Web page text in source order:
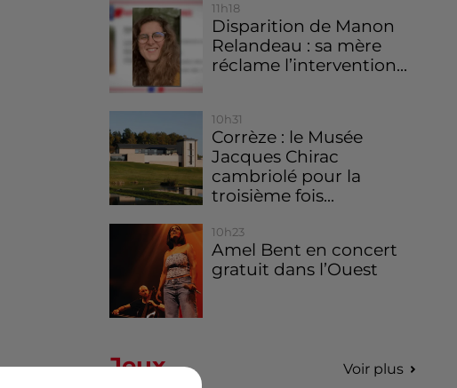
11h18
Disparition de Manon
Relandeau : sa mère
réclame l’intervention...
10h31
Corrèze : le Musée
Jacques Chirac
cambriolé pour la
troisième fois...
10h23
Amel Bent en concert
gratuit dans l’Ouest
Jeux Voir plus